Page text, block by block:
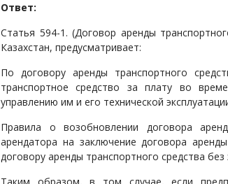
Ответ:
Статья 594-1. (Договор аренды
Казахстан, предусматривает:
По договору аренды транспортного
транспортное средство за плату во
управлению им и его технической
Правила о возобновлении договора
арендатора на заключение договора
договору аренды транспортного средства